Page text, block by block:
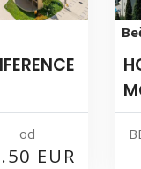
od
EUR